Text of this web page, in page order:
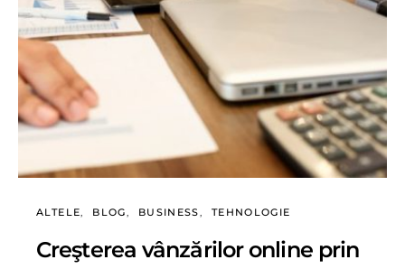
ALTELE BLOG BUSINESS TEHNOLOGIE
Creşterea vânzărilor online prin